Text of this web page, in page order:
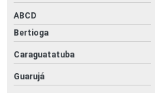
ABCD
Bertioga
Caraguatatuba
Guarujá